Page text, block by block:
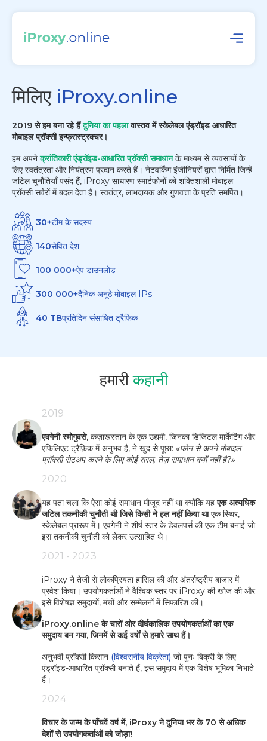
मिलिए iProxy.online
2019 से हम बना रहे हैं दुनिया का पहला वास्तव में स्केलेबल एंड्रॉइड आधारित
मोबाइल प्रॉक्सी इन्फ्रास्ट्रक्चर।
हम अपने क्रांतिकारी एंड्रॉइड-आधारित प्रॉक्सी समाधान के माध्यम से व्यवसायों के
लिए स्वतंत्रता और नियंत्रण प्रदान करते हैं। नेटवर्किंग इंजीनियरों द्वारा निर्मित जिन्हें
जटिल चुनौतियाँ पसंद हैं, iProxy साधारण स्मार्टफोनों को शक्तिशाली मोबाइल
प्रॉक्सी सर्वरों में बदल देता है। स्वतंत्र, लाभदायक और गुणवत्ता के प्रति समर्पित।
30+टीम के सदस्य
140सेवित देश
100 000+ऐप डाउनलोड
300 000+दैनिक अनूठे मोबाइल IPs
40 TBप्रतिदिन संसाधित ट्रैफिक
हमारी कहानी
2019
एवगेनी स्मोगुवसे, कज़ाखस्तान के एक उद्यमी, जिनका डिजिटल मार्केटिंग और
एफिलिएट ट्रैफ़िक में अनुभव है, ने खुद से पूछा: «फोन से अपने मोबाइल
प्रॉक्सी सेटअप करने के लिए कोई सरल, तेज़ समाधान क्यों नहीं है?»
2020
यह पता चला कि ऐसा कोई समाधान मौजूद नहीं था क्योंकि यह एक अत्यधिक
जटिल तकनीकी चुनौती थी जिसे किसी ने हल नहीं किया था एक स्थिर,
स्केलेबल प्रारूप में। एवगेनी ने शीर्ष स्तर के डेवलपर्स की एक टीम बनाई जो
इस तकनीकी चुनौती को लेकर उत्साहित थे।
2021 - 2023
iProxy ने तेजी से लोकप्रियता हासिल की और अंतर्राष्ट्रीय बाजार में
प्रवेश किया। उपयोगकर्ताओं ने वैश्विक स्तर पर iProxy की खोज की और
इसे विशेषज्ञ समुदायों, मंचों और सम्मेलनों में सिफारिश की।
iProxy.online के चारों ओर दीर्घकालिक उपयोगकर्ताओं का एक
समुदाय बन गया, जिनमें से कई वर्षों से हमारे साथ हैं।
अनुभवी प्रॉक्सी किसान (विश्वसनीय विक्रेता) जो पुनः बिक्री के लिए
एंड्रॉइड-आधारित प्रॉक्सी बनाते हैं, इस समुदाय में एक विशेष भूमिका निभाते
हैं।
2024
विचार के जन्म के पाँचवें वर्ष में, iProxy ने दुनिया भर के 70 से अधिक
देशों से उपयोगकर्ताओं को जोड़ा!